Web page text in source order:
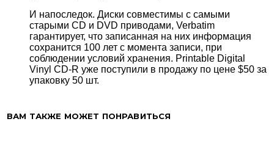
И напоследок. Диски совместимы с самыми
старыми CD и DVD приводами, Verbatim
гарантирует, что записанная на них информация
сохранится 100 лет с момента записи, при
соблюдении условий хранения. Printable Digital
Vinyl CD-R уже поступили в продажу по цене $50 за
упаковку 50 шт.
ВАМ ТАКЖЕ МОЖЕТ ПОНРАВИТЬСЯ